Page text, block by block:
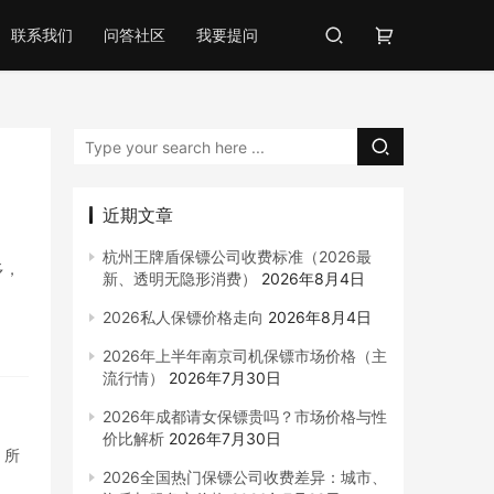
联系我们 问答社区 我要提问
所
近期文章
杭州王牌盾保镖公司收费标准（2026最
新、透明无隐形消费）
2026年8月4日
2026私人保镖价格走向 2026年8月4日
2026年上半年南京司机保镖市场价格（主
流行情）
2026年7月30日
2026年成都请女保镖贵吗？市场价格与性
价比解析 2026年7月30日
2026全国热门保镖公司收费差异：城市、